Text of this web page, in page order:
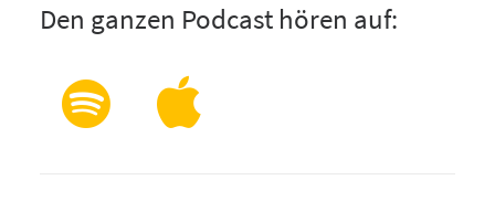
Den ganzen Podcast hören auf: